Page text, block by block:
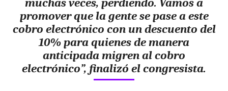
muchas veces, perdiendo. Vamos a
promover que la gente se pase a este
cobro electrónico con un descuento del
10%para quienes de manera
anticipada migren al cobro
electrónico”, finalizó el congresista.